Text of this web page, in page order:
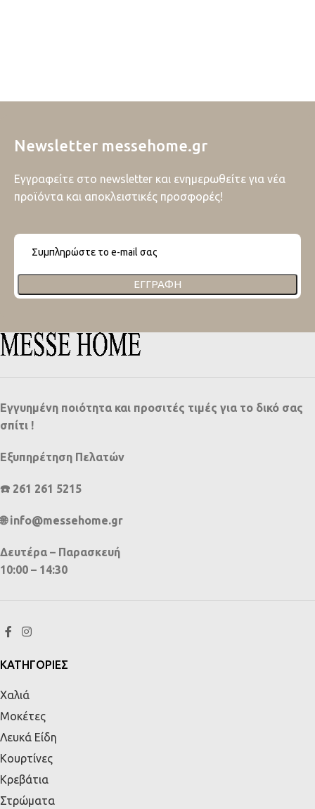
Newsletter messehome.gr
Εγγραφείτε στο newsletter και ενημερωθείτε για νέα
προϊόντα και αποκλειστικές προσφορές!
ΕΓΓΡΑΦΉ
Εγγυημένη ποιότητα και προσιτές τιμές για το δικό σας
σπίτι !
Εξυπηρέτηση Πελατών
☎️ 261 261 5215
🌐 info@messehome.gr
Δευτέρα – Παρασκευή
10:00 – 14:30
ΚΑΤΗΓΟΡΙΕΣ
Χαλιά
Μοκέτες
Λευκά Είδη
Κουρτίνες
Κρεβάτια
Στρώματα